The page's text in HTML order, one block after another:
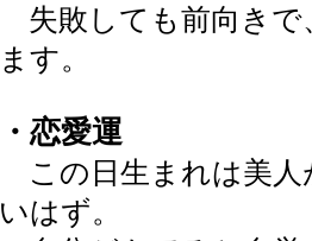
失敗しても前向きで
ます。
・恋愛運
この日生まれは美人
いはず。